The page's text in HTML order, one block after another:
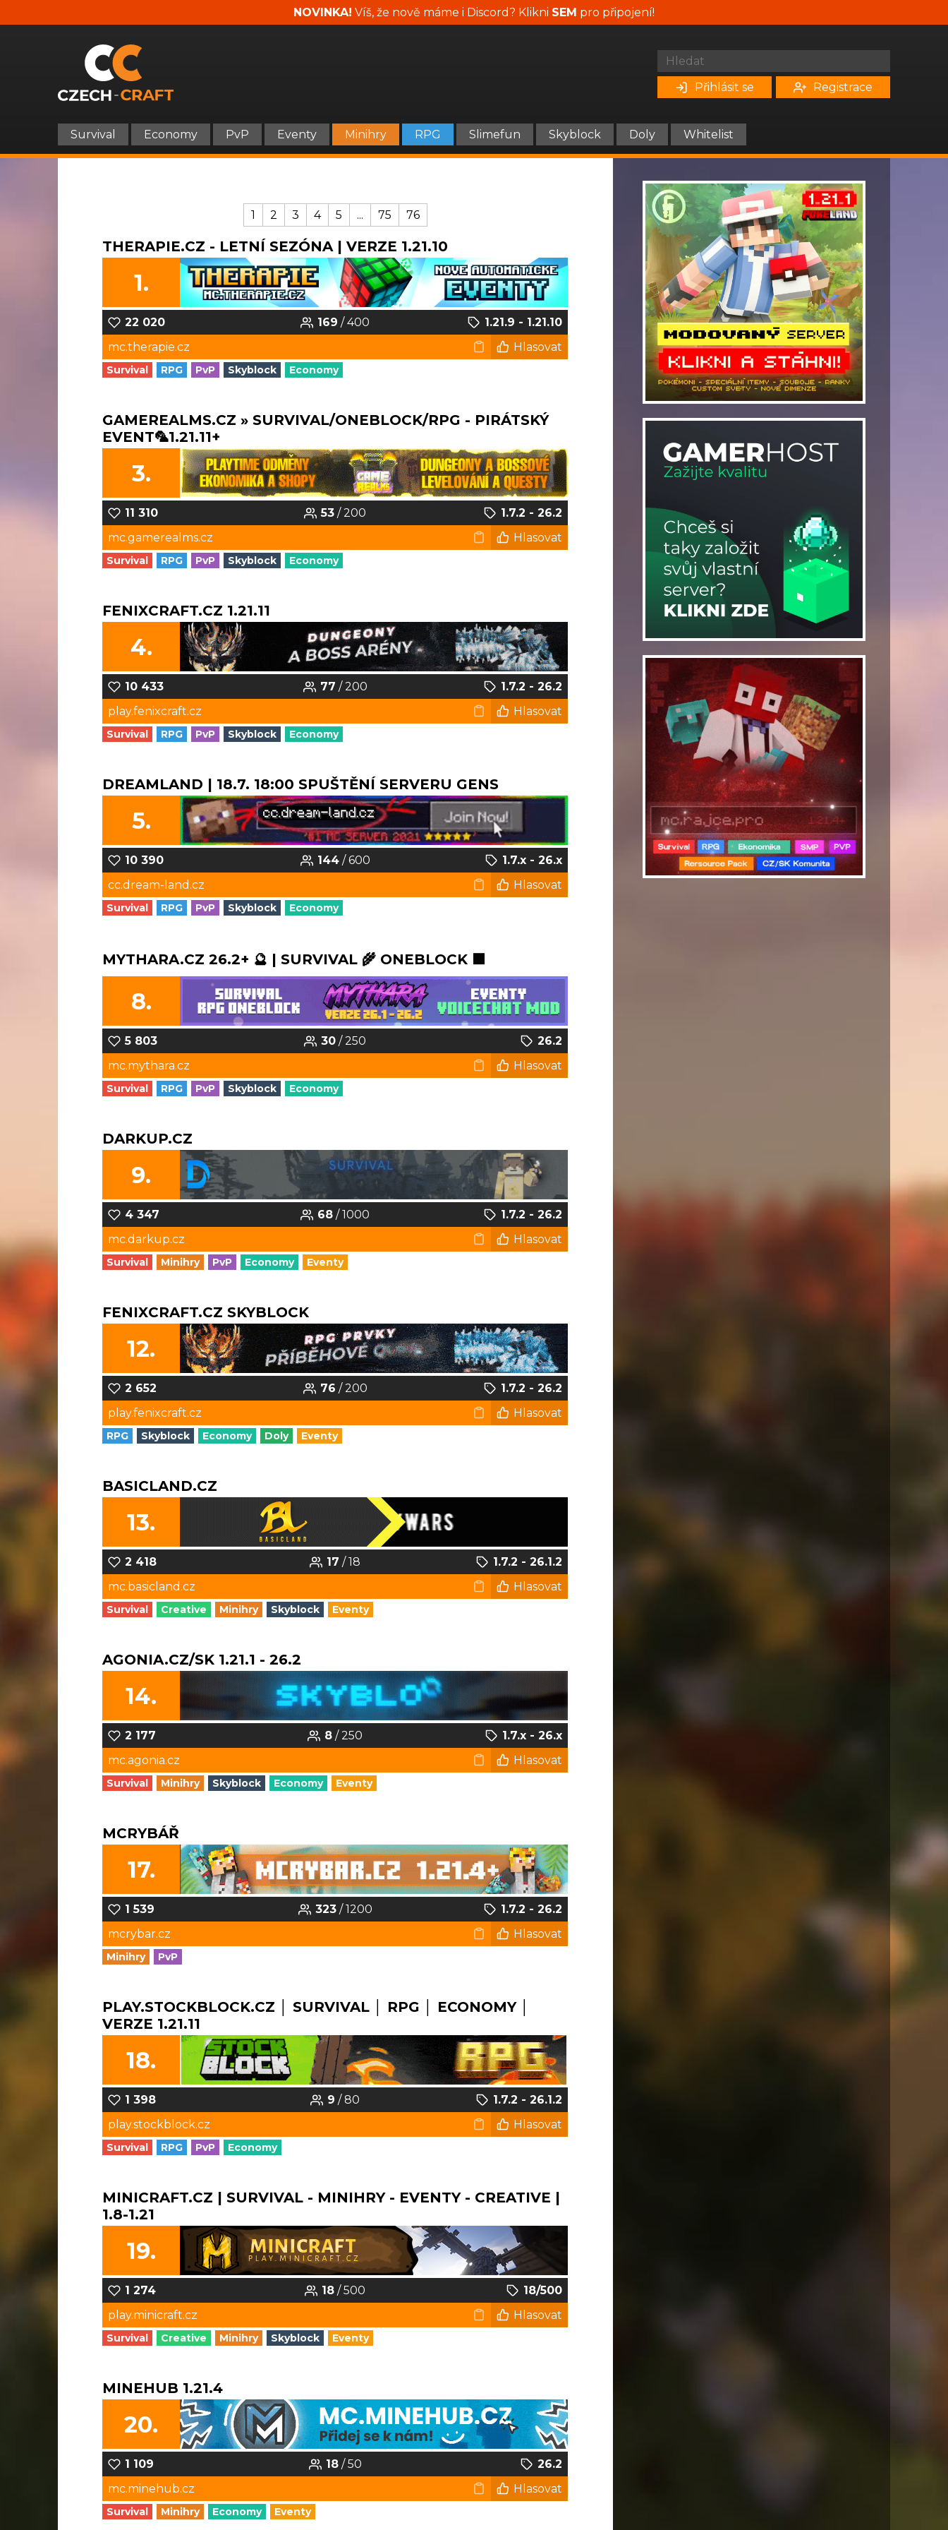
NOVINKA! Víš, že nově máme i Discord? Klikni SEM pro připojení!
Přihlásit se Registrace
Survival Economy PvP Eventy Minihry RPG Slimefun Skyblock Doly Whitelist
1 2 3 4 5 ... 75 76
THERAPIE.CZ - LETNÍ SEZÓNA | VERZE 1.21.10
1.
22 020 169 / 400
1.21.9 - 1.21.10
mc.therapie.cz
Hlasovat
Survival RPG PvP Skyblock Economy
GAMEREALMS.CZ » SURVIVAL/ONEBLOCK/RPG - PIRÁTSKÝ
EVENT🦜1.21.11+
3.
11 310 53 / 200
1.7.2 - 26.2
mc.gamerealms.cz
Hlasovat
Survival RPG PvP Skyblock Economy
FENIXCRAFT.CZ 1.21.11
4.
10 433 77 / 200
1.7.2 - 26.2
play.fenixcraft.cz
Hlasovat
Survival RPG PvP Skyblock Economy
DREAMLAND | 18.7. 18:00 SPUŠTĚNÍ SERVERU GENS
5.
10 390 144/ 600
1.7.x - 26.x
cc.dream-land.cz
Hlasovat
Survival RPG PvP Skyblock Economy
MYTHARA.CZ 26.2+ 🔮 | SURVIVAL 🌾 ONEBLOCK 🟩
8.
5 803 30 / 250
26.2
mc.mythara.cz
Hlasovat
Survival RPG PvP Skyblock Economy
DARKUP.CZ
9.
4 347 68 / 1000
1.7.2 - 26.2
mc.darkup.cz
Hlasovat
Survival Minihry PvP Economy Eventy
FENIXCRAFT.CZ SKYBLOCK
12.
2 652 76 / 200
1.7.2 - 26.2
play.fenixcraft.cz
Hlasovat
RPG Skyblock Economy Doly Eventy
BASICLAND.CZ
13.
2 418 17 / 18
1.7.2 - 26.1.2
mc.basicland.cz
Hlasovat
Survival Creative Minihry Skyblock Eventy
AGONIA.CZ/SK 1.21.1 - 26.2
14.
2 177 8 / 250
1.7.x - 26.x
mc.agonia.cz
Hlasovat
Survival Minihry Skyblock Economy Eventy
MCRYBÁŘ
17.
1 539 323/ 1200
1.7.2 - 26.2
mcrybar.cz
Hlasovat
Minihry PvP
PLAY.STOCKBLOCK.CZ │ SURVIVAL │ RPG │ ECONOMY │
VERZE 1.21.11
18.
1 398 9 / 80
1.7.2 - 26.1.2
play.stockblock.cz
Hlasovat
Survival RPG PvP Economy
MINICRAFT.CZ | SURVIVAL - MINIHRY - EVENTY - CREATIVE |
1.8-1.21
19.
1 274 18 / 500
18/500
play.minicraft.cz
Hlasovat
Survival Creative Minihry Skyblock Eventy
MINEHUB 1.21.4
20.
1 109 18/ 50
26.2
mc.minehub.cz
Hlasovat
Survival Minihry Economy Eventy